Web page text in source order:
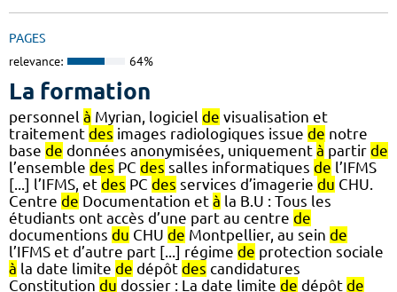
PAGES
relevance: 64%
La formation
personnel à Myrian, logiciel de visualisation et
traitement des images radiologiques issue de notre
base de données anonymisées, uniquement à partir de
l’ensemble des PC des salles informatiques de l’IFMS
[...] l’IFMS, et des PC des services d’imagerie du CHU.
Centre de Documentation et à la B.U : Tous les
étudiants ont accès d’une part au centre de
documentions du CHU de Montpellier, au sein de
l’IFMS et d’autre part [...] régime de protection sociale
à la date limite de dépôt des candidatures
Constitution du dossier : La date limite de dépôt de